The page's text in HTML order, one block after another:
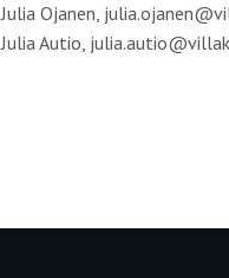
Julia Ojanen,
Julia Autio,